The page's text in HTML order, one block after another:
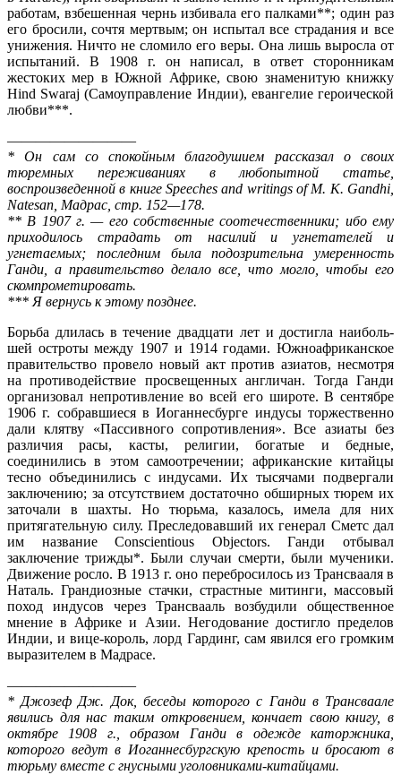
работам, взбешенная чернь избивала его палками**; один раз
его бросили, сочтя мертвым; он испытал все страдания и все
униже­ния. Ничто не сломило его веры. Она лишь выросла от
испыта­ний. В 1908 г. он написал, в ответ сторонникам
жестоких мер в Южной Африке, свою знаменитую книжку
Hind Swaraj (Самоуправление Индии), евангелие героической
любви***.
—————————
* Он сам со спокойным благодушием рассказал о своих
тюремных переживаниях в любопытной статье,
воспроизведенной в книге Speeches and writings of M. К. Gandhi,
Natesan, Мадрас, стр. 152—178.
** В 1907 г. — его собственные соотечественники; ибо ему
при­ходилось страдать от насилий и угнетателей и
угнетаемых; последним была подозрительна умеренность
Ганди, а правительство делало все, что могло, чтобы его
скомпрометировать.
*** Я вернусь к этому позднее.
Борьба длилась в течение двадцати лет и достигла наиболь­
шей остроты между 1907 и 1914 годами. Южноафриканское
правительство провело новый акт против азиатов, несмотря
на противодействие просвещенных англичан. Тогда Ганди
организо­вал непротивление во всей его широте. В сентябре
1906 г. собравшиеся в Иоганнесбурге индусы торжественно
дали клятву «Пассивного сопротивления». Все азиаты без
различия расы, касты, религии, богатые и бедные,
соединились в этом самоотре­чении; африканские китайцы
тесно объединились с индусами. Их тысячами подвергали
заключению; за отсутствием достаточно обширных тюрем их
заточали в шахты. Но тюрьма, казалось, имела для них
притягательную силу. Преследовавший их генерал Сметс дал
им название Conscientious Objectors. Ганди отбывал
заключение трижды*. Были случаи смерти, были мученики.
Движение росло. В 1913 г. оно перебросилось из Трансвааля в
Наталь. Грандиозные стачки, страстные митинги, массовый
поход индусов через Трансвааль возбудили общественное
мнение в Африке и Азии. Негодование достигло пределов
Индии, и вице-король, лорд Гардинг, сам явился его громким
вырази­телем в Мадрасе.
—————————
* Джозеф Дж. Док, беседы которого с Ганди в Трансваале
явились для нас таким откровением, кончает свою книгу, в
октябре 1908 г., обра­зом Ганди в одежде каторжника,
которого ведут в Иоганнесбургскую кре­пость и бросают в
тюрьму вместе с гнусными уголовниками-китайцами.